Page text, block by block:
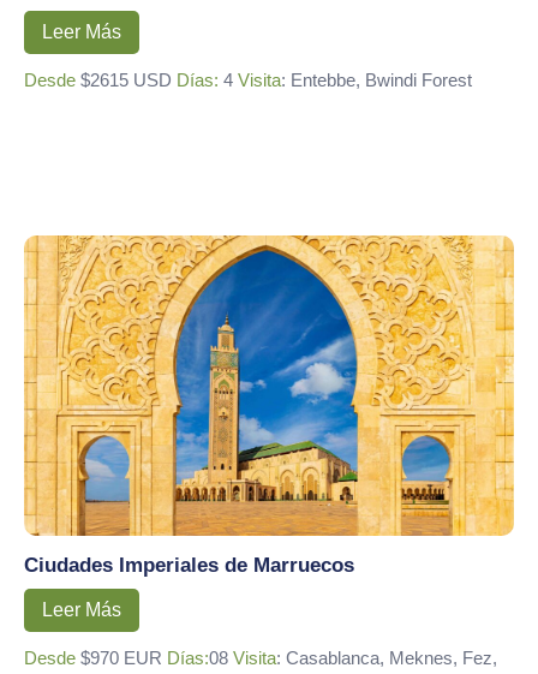
Leer Más
Desde $2615 USD Días: 4 Visita: Entebbe, Bwindi Forest
Ciudades Imperiales de Marruecos
Leer Más
Desde $970 EUR Días:08 Visita: Casablanca, Meknes, Fez,